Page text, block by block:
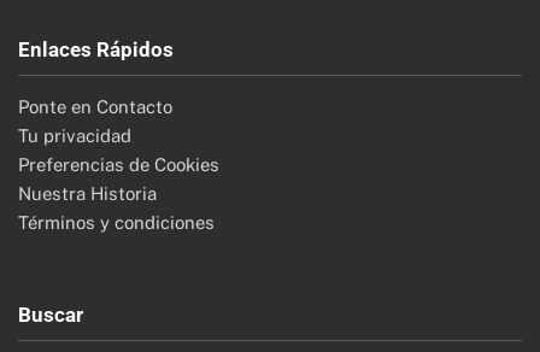
Enlaces Rápidos
Ponte en Contacto
Tu privacidad
Preferencias de Cookies
Nuestra Historia
Términos y condiciones
Buscar